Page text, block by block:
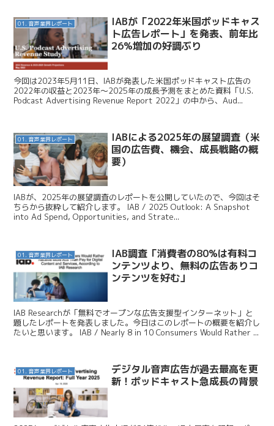
01. 音声業界レポート
IABが「2022年米国ポッドキャス
ト広告レポート」を発表、前年比
26%増加の好調ぶり
今回は2023年5月11日、IABが発表した米国ポッドキャスト広告の
2022年の収益と2023年～2025年の成長予測をまとめた資料「U.S.
Podcast Advertising Revenue Report 2022」の中から、Aud...
01. 音声業界レポート
IABによる2025年の展望調査（米
国の広告費、機会、成長戦略の概
要）
IABが、2025年の展望調査のレポートを公開していたので、今回はそ
ちらから抜粋して紹介します。 IAB / 2025 Outlook: A Snapshot
into Ad Spend, Opportunities, and Strate...
01. 音声業界レポート
IAB調査「消費者の80%は有料コ
ンテンツより、無料の広告ありコ
ンテンツを好む」
IAB Researchが「無料でオープンな広告支援型インターネット」と
題したレポートを発表しました。今日はこのレポートの概要を紹介し
たいと思います。 IAB / Nearly 8 in 10 Consumers Would Rather ...
01. 音声業界レポート
デジタル音声広告が過去最高を更
新！ポッドキャスト急成長の背景